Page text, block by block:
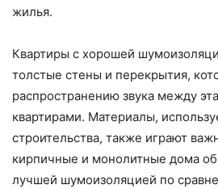
жилья.
Квартиры с хорошей
толстые стены и перекрытия,
распространению звука между
квартирами. Материалы,
строительства, также играют
кирпичные и монолитные дома
лучшей шумоизоляцией по